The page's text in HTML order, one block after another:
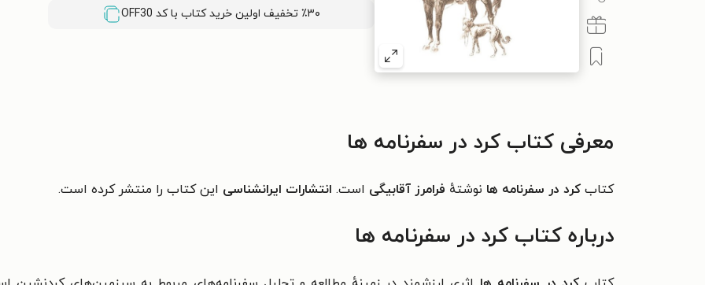
٪۳۰ تخفیف اولین خرید کتاب با کد OFF30
معرفی کتاب کرد در سفرنامه ها
کتاب کرد در سفرنامه ها نوشتهٔ فرامرز آقابیگی است. انتشارات ایرانشناسی این کتاب را منتشر کرده است.
درباره کتاب کرد در سفرنامه ها